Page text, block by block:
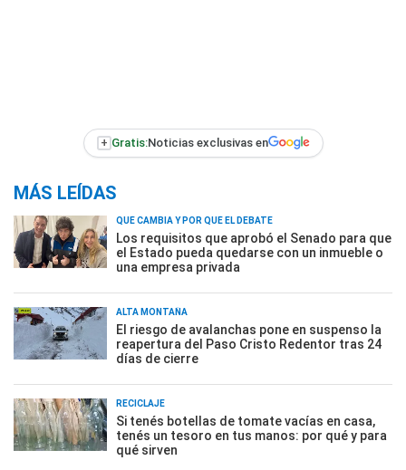
+ Gratis:Noticias exclusivas en
MÁS LEÍDAS
QUÉ CAMBIA Y POR QUÉ EL DEBATE
Los requisitos que aprobó el Senado para que
el Estado pueda quedarse con un inmueble o
una empresa privada
ALTA MONTAÑA
El riesgo de avalanchas pone en suspenso la
reapertura del Paso Cristo Redentor tras 24
días de cierre
RECICLAJE
Si tenés botellas de tomate vacías en casa,
tenés un tesoro en tus manos: por qué y para
qué sirven